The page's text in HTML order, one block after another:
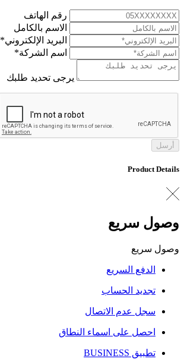
رقم الهاتف
الاسم بالكامل
البريد الإلكتروني*
اسم الشركة*
يرجى تحديد طلبك
أرسل
Product Details
وصول سريع
وصول سريع
الدفع السريع
تجديد الحساب
سجل عدم الاتصال
احصل على اسماء النطاق
تطبيق BUSINESS